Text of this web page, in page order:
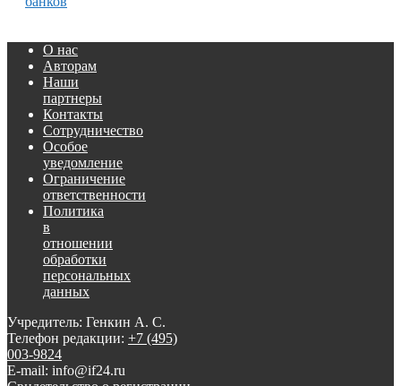
О нас
Авторам
Наши
партнеры
Контакты
Сотрудничество
Особое
уведомление
Ограничение
ответственности
Политика
в
отношении
обработки
персональных
данных
Учредитель: Генкин А. С.
Телефон редакции: +7 (495)
003-9824
E-mail: info@if24.ru